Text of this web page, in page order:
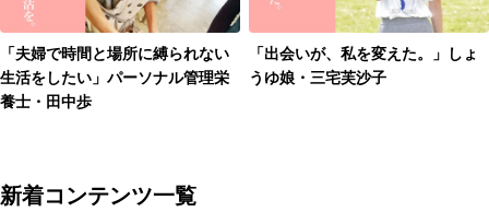
「夫婦で時間と場所に縛られない
生活をしたい」パーソナル管理栄
養士・田中歩
「出会いが、私を変えた。」しょ
うゆ娘・三宅芙沙子
新着コンテンツ一覧